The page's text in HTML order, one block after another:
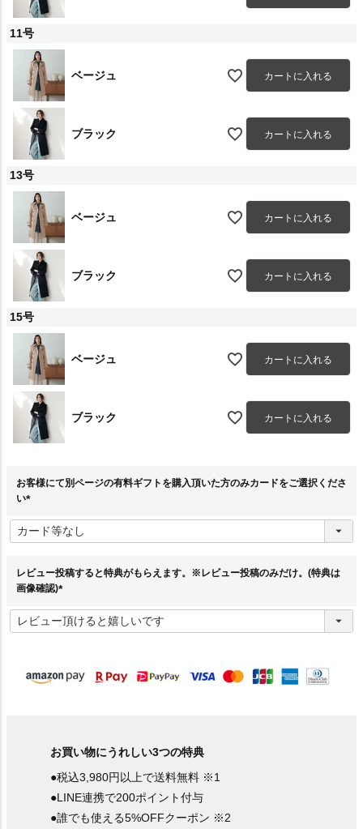
11号
ベージュ カートに入れる
ブラック カートに入れる
13号
ベージュ カートに入れる
ブラック カートに入れる
15号
ベージュ カートに入れる
ブラック カートに入れる
お客様にて別ページの有料ギフトを購入頂いた方のみカードをご選択くださ
い
必
須
レビュー投稿すると特典がもらえます。※レビュー投稿のみだけ。(特典は
画像確認)
必
須
お買い物にうれしい3つの特典
●税込3,980円以上で送料無料 ※1
●LINE連携で200ポイント付与
●誰でも使える5%OFFクーポン ※2